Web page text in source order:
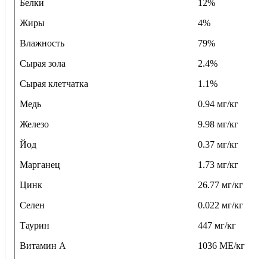
Белки
12%
Жиры
4%
Влажность
79%
Сырая зола
2.4%
Сырая клетчатка
1.1%
Медь
0.94 мг/кг
Железо
9.98 мг/кг
Йод
0.37 мг/кг
Марганец
1.73 мг/кг
Цинк
26.77 мг/кг
Селен
0.022 мг/кг
Таурин
447 мг/кг
Витамин A
1036 ME/кг